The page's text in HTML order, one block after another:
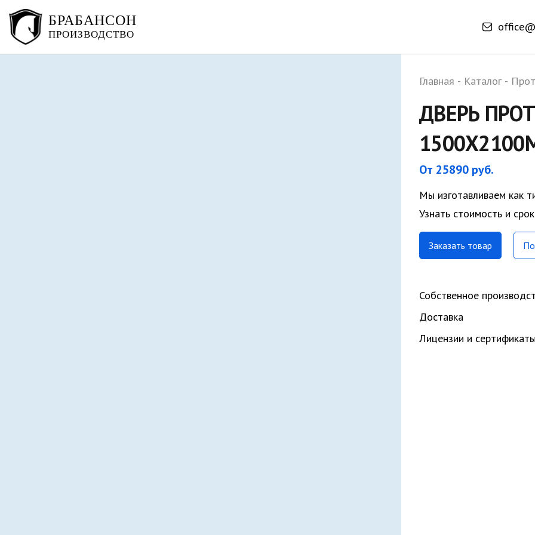
БРАБАНСОН
ПРОИЗВОДСТВО
Главная - Каталог -
ДВЕРЬ
От 25890 руб.
Мы изготавливаем как
Узнать стоимость и
Заказать товар
Собственное
Доставка
Лицензии и сертификаты